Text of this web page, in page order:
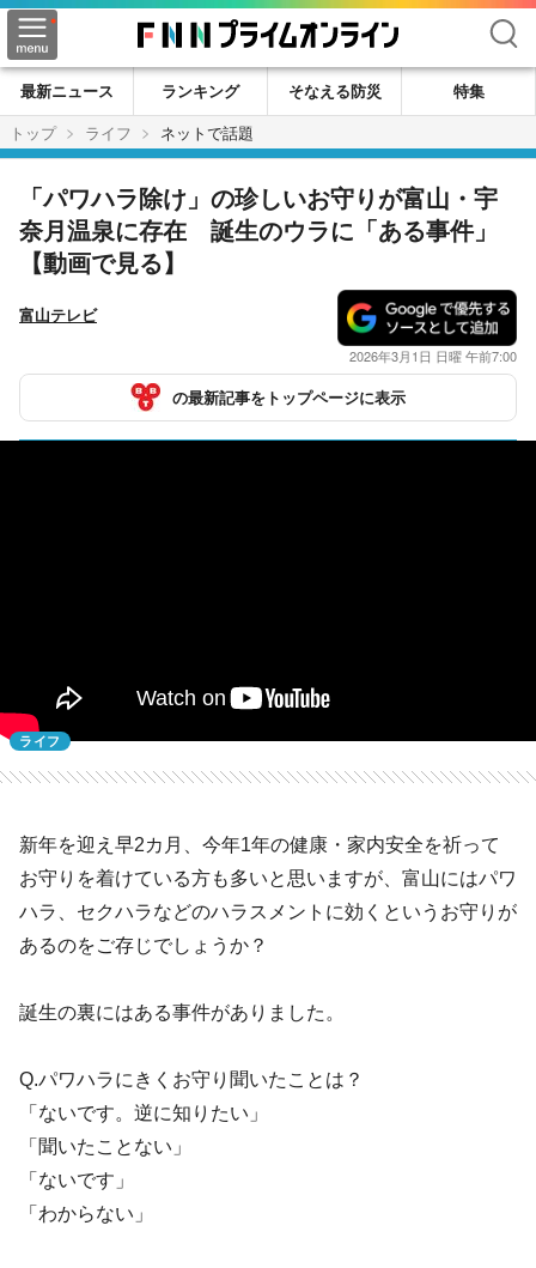
検索
最新ニュース ランキング そなえる防災
特集
トップ
ライフ ネットで話題
「パワハラ除け」の珍しいお守りが富山・宇
奈月温泉に存在 誕生のウラに「ある事件」
【動画で見る】
富山テレビ
2026年3月1日 日曜 午前7:00
の最新記事をトップページに表示
ライフ
新年を迎え早2カ月、今年1年の健康・家内安全を祈って
お守りを着けている方も多いと思いますが、富山にはパワ
ハラ、セクハラなどのハラスメントに効くというお守りが
あるのをご存じでしょうか？
誕生の裏にはある事件がありました。
Q.パワハラにきくお守り聞いたことは？
「ないです。逆に知りたい」
「聞いたことない」
「ないです」
「わからない」